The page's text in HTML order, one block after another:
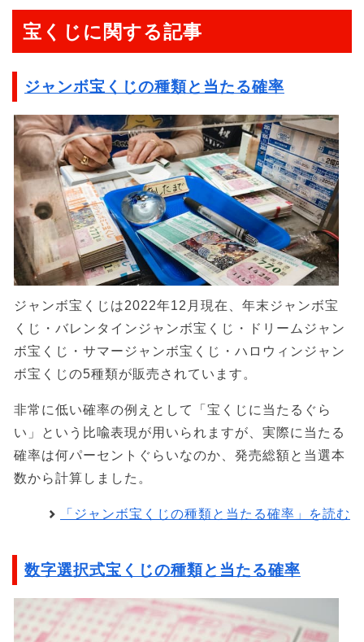
宝くじに関する記事
ジャンボ宝くじの種類と当たる確率
ジャンボ宝くじは2022年12月現在、年末ジャンボ宝
くじ・バレンタインジャンボ宝くじ・ドリームジャン
ボ宝くじ・サマージャンボ宝くじ・ハロウィンジャン
ボ宝くじの5種類が販売されています。
非常に低い確率の例えとして「宝くじに当たるぐら
い」という比喩表現が用いられますが、実際に当たる
確率は何パーセントぐらいなのか、発売総額と当選本
数から計算しました。
「ジャンボ宝くじの種類と当たる確率」を読む
数字選択式宝くじの種類と当たる確率